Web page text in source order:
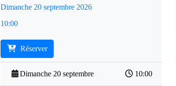
Dimanche 20 septembre 2026
10:00
Réserver
Dimanche 20 septembre 10:00